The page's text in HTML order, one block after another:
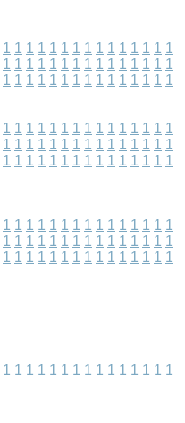
1 1 1 1 1 1 1 1 1 1 1 1 1 1 1
1 1 1 1 1 1 1 1 1 1 1 1 1 1 1
1 1 1 1 1 1 1 1 1 1 1 1 1 1 1
1 1 1 1 1 1 1 1 1 1 1 1 1 1 1
1 1 1 1 1 1 1 1 1 1 1 1 1 1 1
1 1 1 1 1 1 1 1 1 1 1 1 1 1 1
1 1 1 1 1 1 1 1 1 1 1 1 1 1 1
1 1 1 1 1 1 1 1 1 1 1 1 1 1 1
1 1 1 1 1 1 1 1 1 1 1 1 1 1 1
1 1 1 1 1 1 1 1 1 1 1 1 1 1 1